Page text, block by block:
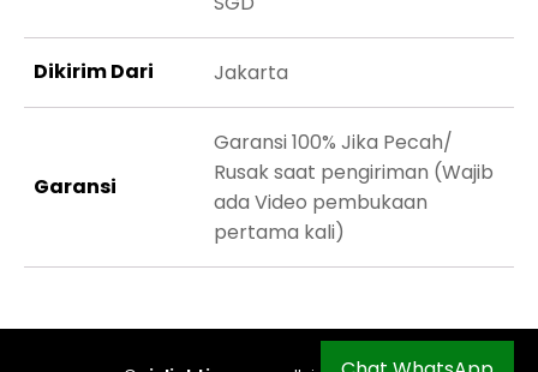
Dikirim Dari Jakarta
Garansi
Garansi 100% Jika Pecah/
Rusak saat pengiriman (Wajib
ada Video pembukaan
pertama kali)